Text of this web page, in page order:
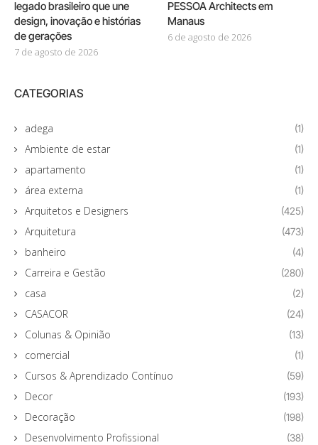
legado brasileiro que une
design, inovação e histórias
de gerações
7 de agosto de 2026
PESSOA Architects em
Manaus
6 de agosto de 2026
CATEGORIAS
adega (1)
Ambiente de estar (1)
apartamento (1)
área externa (1)
Arquitetos e Designers (425)
Arquitetura (473)
banheiro (4)
Carreira e Gestão (280)
casa (2)
CASACOR (24)
Colunas & Opinião (13)
comercial (1)
Cursos & Aprendizado Contínuo (59)
Decor (193)
Decoração (198)
Desenvolvimento Profissional (38)